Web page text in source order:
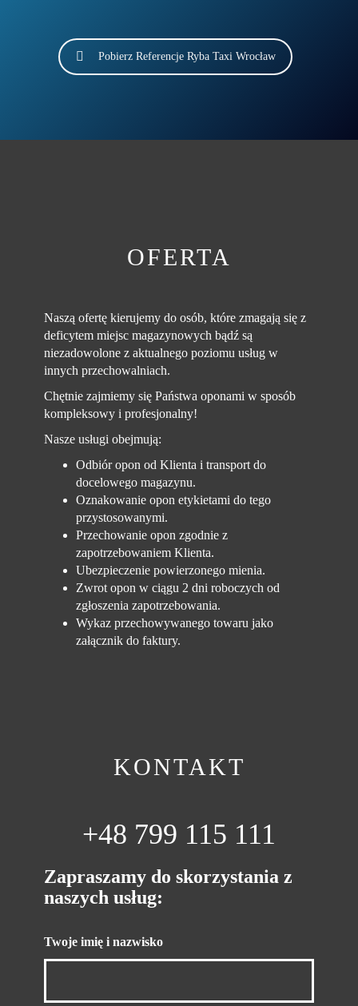
Pobierz Referencje Ryba Taxi Wrocław
OFERTA
Naszą ofertę kierujemy do osób, które zmagają się z
deficytem miejsc magazynowych bądź są
niezadowolone z aktualnego poziomu usług w
innych przechowalniach.
Chętnie zajmiemy się Państwa oponami w sposób
kompleksowy i profesjonalny!
Nasze usługi obejmują:
Odbiór opon od Klienta i transport do
docelowego magazynu.
Oznakowanie opon etykietami do tego
przystosowanymi.
Przechowanie opon zgodnie z
zapotrzebowaniem Klienta.
Ubezpieczenie powierzonego mienia.
Zwrot opon w ciągu 2 dni roboczych od
zgłoszenia zapotrzebowania.
Wykaz przechowywanego towaru jako
załącznik do faktury.
KONTAKT
+48 799 115 111
Zapraszamy do skorzystania z
naszych usług:
Twoje imię i nazwisko